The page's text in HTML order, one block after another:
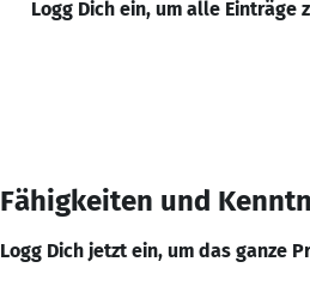
Logg Dich ein, um alle Einträge
Fähigkeiten und
Logg Dich jetzt ein, um das ganze